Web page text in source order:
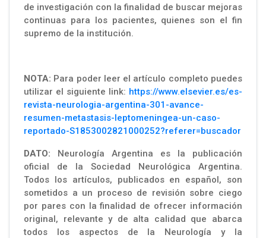
de investigación con la finalidad de buscar mejoras
continuas para los pacientes, quienes son el fin
supremo de la institución.
NOTA: Para poder leer el artículo completo puedes
utilizar el siguiente link: https://www.elsevier.es/es-
revista-neurologia-argentina-301-avance-
resumen-metastasis-leptomeningea-un-caso-
reportado-S1853002821000252?referer=buscador
DATO: Neurología Argentina es la publicación
oficial de la Sociedad Neurológica Argentina.
Todos los artículos, publicados en español, son
sometidos a un proceso de revisión sobre ciego
por pares con la finalidad de ofrecer información
original, relevante y de alta calidad que abarca
todos los aspectos de la Neurología y la